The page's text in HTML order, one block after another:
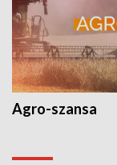
Agro-szansa